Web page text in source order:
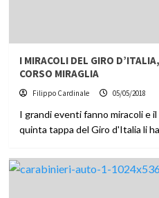
I MIRACOLI DEL GIRO
CORSO MIRAGLIA
Filippo Cardinale 05/05/2018
I grandi eventi fanno miracoli e il
quinta tappa del Giro d'Italia li